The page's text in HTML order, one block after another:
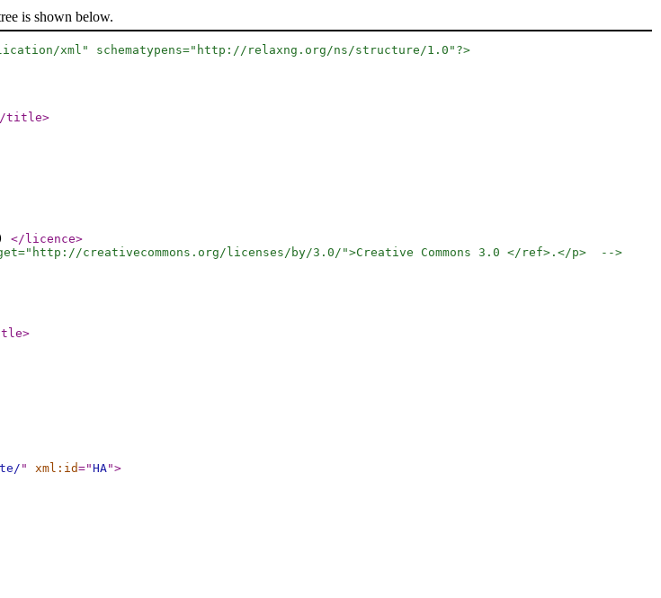
is shown below.
xml" schematypens="http://relaxng.org/ns/structure/1.0"?>
title>
</licence>
creativecommons.org/licenses/by/3.0/">Creative Commons 3.0 </ref>.</p>  -->
>
" xml:id="HA">